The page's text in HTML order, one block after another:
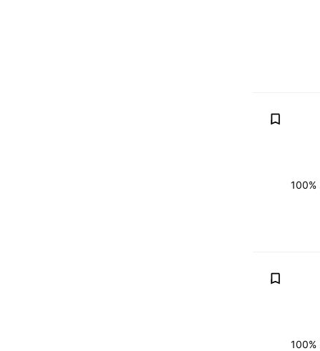
מיקוח, החלפה (טרייד אין) אפשרית, נקנה את רכבך במחירון (מכירון), בתמורה לחדש יותר. 100%
מיקוח, החלפה (טרייד אין) אפשרית, נקנה את רכבך במחירון (מכירון), בתמורה לחדש יותר. 100%